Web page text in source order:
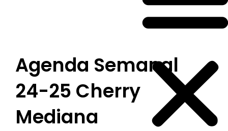
Agenda Semanal
24-25 Cherry
Mediana